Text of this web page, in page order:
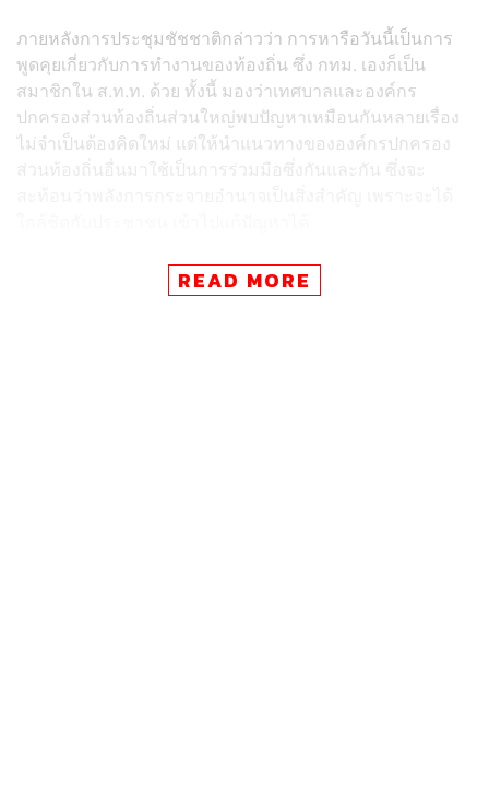
ภายหลังการประชุมชัชชาติกล่าวว่า การหารือวันนี้เป็นการ
พูดคุยเกี่ยวกับการทำงานของท้องถิ่น ซึ่ง กทม. เองก็เป็น
สมาชิกใน ส.ท.ท. ด้วย ทั้งนี้ มองว่าเทศบาลและองค์กร
ปกครองส่วนท้องถิ่นส่วนใหญ่พบปัญหาเหมือนกันหลายเรื่อง
ไม่จำเป็นต้องคิดใหม่ แต่ให้นำแนวทางขององค์กรปกครอง
ส่วนท้องถิ่นอื่นมาใช้เป็นการร่วมมือซึ่งกันและกัน ซึ่งจะ
สำหรับเทศบาลนครยะลา กับ กทม. จะทำสัญญาเป็น
เฟรนด์ชิพซิตี้ หรือเมืองที่เป็นมิตรต่อกัน โดยทาง กทม. จะ
READ MORE